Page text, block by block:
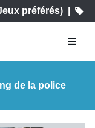
préférés)|
de la police